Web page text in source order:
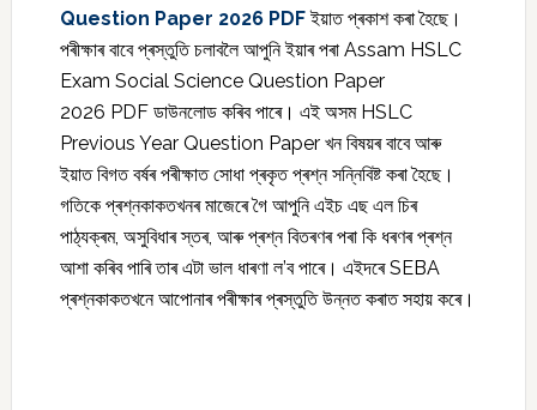
Question Paper 2026 PDFইয়াত প্ৰকাশ কৰা হৈছে।
পৰীক্ষাৰ বাবে প্ৰস্তুতি চলাবলৈ আপুনি ইয়াৰ পৰা Assam HSLC
Exam Social Science Question Paper
2026 PDF ডাউনলোড কৰিব পাৰে। এই অসম HSLC
Previous Year Question Paper খন বিষয়ৰ বাবে আৰু
ইয়াত বিগত বৰ্ষৰ পৰীক্ষাত সোধা প্ৰকৃত প্ৰশ্ন সন্নিবিষ্ট কৰা হৈছে।
গতিকে প্ৰশ্নকাকতখনৰ মাজেৰে গৈ আপুনি এইচ এছ এল চিৰ
পাঠ্যক্ৰম, অসুবিধাৰ স্তৰ, আৰু প্ৰশ্ন বিতৰণৰ পৰা কি ধৰণৰ প্ৰশ্ন
আশা কৰিব পাৰি তাৰ এটা ভাল ধাৰণা ল’ব পাৰে। এইদৰে SEBA
প্ৰশ্নকাকতখনে আপোনাৰ পৰীক্ষাৰ প্ৰস্তুতি উন্নত কৰাত সহায় কৰে।